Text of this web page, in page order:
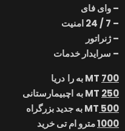
–وای فای
–
7 / 24
امنیت
–ژنراتور
– سرایدار خدمات
700MT به را دریا
250
MT به اچبیمارستانی
500
MT بهجدیدبزرگراه
1000مترو ام تیخرید